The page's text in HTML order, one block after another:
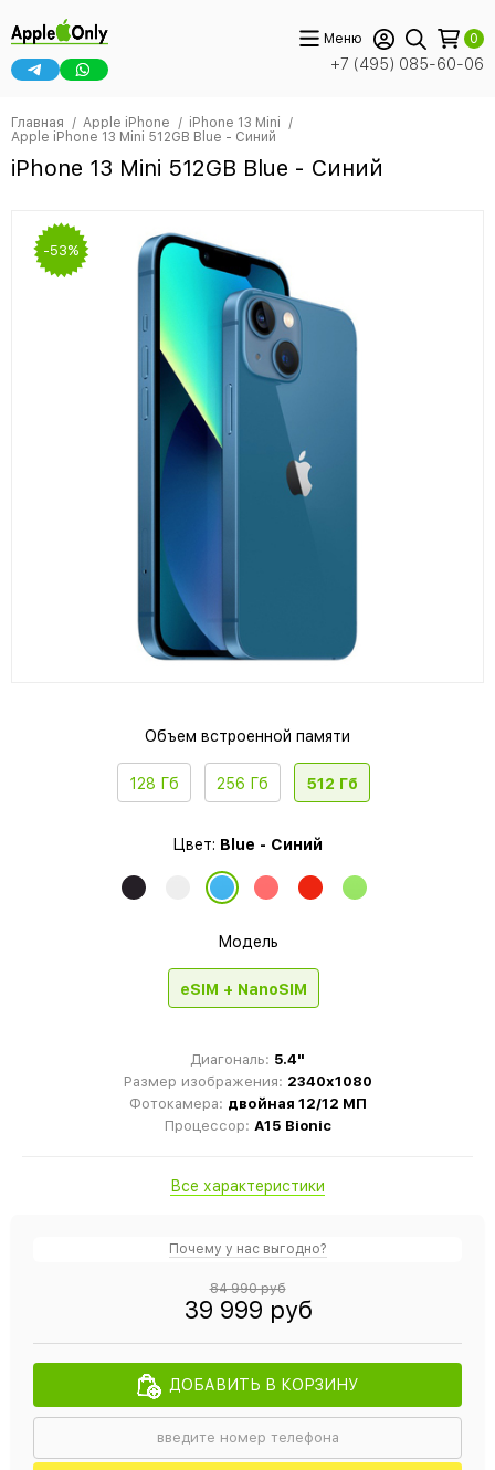
+7 (495) 085-60-06
Меню 0
Главная Apple iPhone
iPhone 13 Mini
Apple iPhone 13 Mini 512GB Blue - Синий
iPhone 13 Mini 512GB Blue - Синий
-53%
Объем встроенной памяти
128 Гб 256 Гб 512 Гб
Цвет: Blue - Синий
Модель
eSIM + NanoSIM
Диагональ: 5.4"
Размер изображения: 2340x1080
Фотокамера: двойная 12/12 МП
Процессор: A15 Bionic
Все характеристики
Почему у нас выгодно?
84 990 руб
39 999 руб
ДОБАВИТЬ В КОРЗИНУ